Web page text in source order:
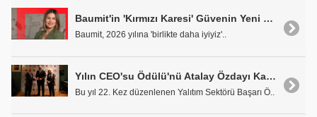
Baumit'in 'Kırmızı Karesi' Güvenin Yeni Simgesi Olarak Konumlanıyor
Baumit, 2026 yılına 'birlikte daha iyiyiz'..
Yılın CEO'su Ödülü'nü Atalay Özdayı Kazandı
Bu yıl 22. Kez düzenlenen Yalıtım Sektörü Başarı Ö..